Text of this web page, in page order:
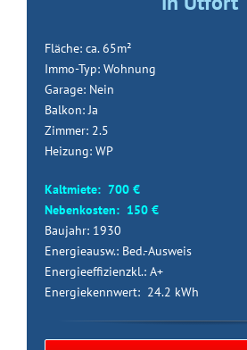
Fläche: ca. 65m²
Immo-Typ: Wohnung
Garage: Nein
Balkon: Ja
Zimmer: 2.5
Heizung: WP
Kaltmiete: 700 €
Nebenkosten: 150 €
Baujahr: 1930
Energieausw.: Bed.-Ausweis
Energieeffizienzkl.: A+
Energiekennwert: 24.2 kWh